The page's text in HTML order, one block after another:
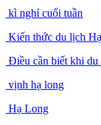
kì nghỉ cuối tuần
Kiến thức du lịch
Điều cần biết khi
vịnh hạ long
Hạ Long